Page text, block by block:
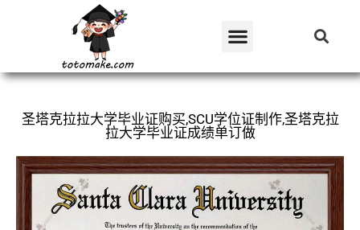
圣塔克拉拉大学毕业证购买,SCU学位证制作,圣塔克拉
拉大学毕业证成绩单订做